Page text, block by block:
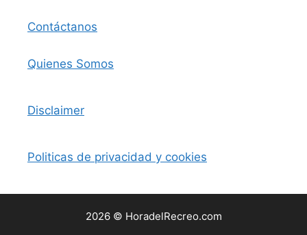
Contáctanos
Quienes Somos
Disclaimer
Politicas de privacidad y cookies
2026 © HoradelRecreo.com